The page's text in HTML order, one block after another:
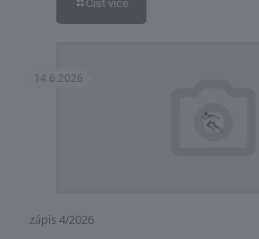
Číst více
14.6.2026
zápis 4/2026